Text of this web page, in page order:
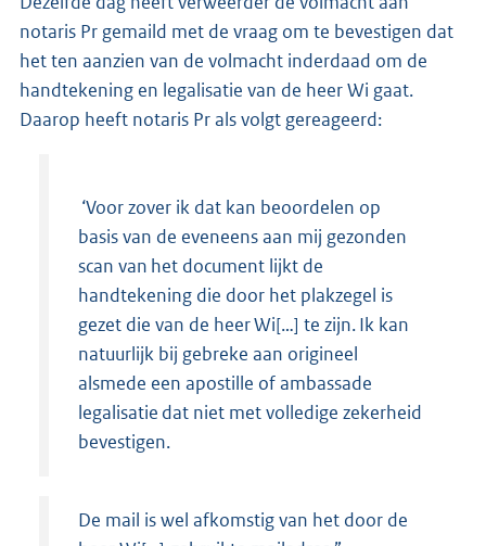
notaris Pr gemaild met de vraag om te bevestigen dat
het ten aanzien van de volmacht inderdaad om de
handtekening en legalisatie van de heer Wi gaat.
Daarop heeft notaris Pr als volgt gereageerd:
‘Voor zover ik dat kan beoordelen op
basis van de eveneens aan mij gezonden
scan van het document lijkt de
handtekening die door het plakzegel is
gezet die van de heer Wi[…] te zijn. Ik kan
natuurlijk bij gebreke aan origineel
alsmede een apostille of ambassade
legalisatie dat niet met volledige zekerheid
bevestigen.
De mail is wel afkomstig van het door de